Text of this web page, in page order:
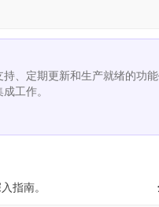
持、定期更新和生产就绪的功
工作。
指南。